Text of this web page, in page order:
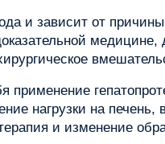
и зависит от
применение
нагрузки на
и изменение